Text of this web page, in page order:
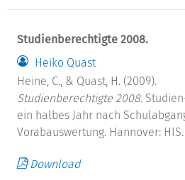
Studienberechtigte 2008.
Heiko Quast
Heine, C., & Quast, H. (2009).
Studienberechtigte 2008.
ein halbes Jahr nach
Vorabauswertung. Hannover: HIS.
Download